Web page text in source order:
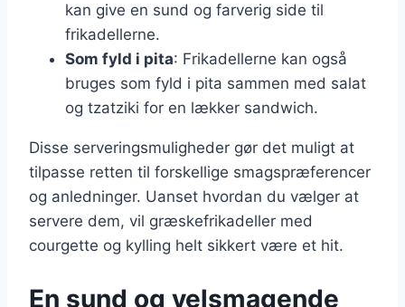
kan give en sund og farverig side til
frikadellerne.
Som fyld i pita: Frikadellerne kan også
bruges som fyld i pita sammen med salat
og tzatziki for en lækker sandwich.
Disse serveringsmuligheder gør det muligt at
tilpasse retten til forskellige smagspræferencer
og anledninger. Uanset hvordan du vælger at
servere dem, vil græskefrikadeller med
courgette og kylling helt sikkert være et hit.
En sund og velsmagende